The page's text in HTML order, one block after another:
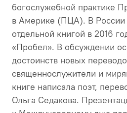
богослужебной практике
в Америке (ПЦА). В России
отдельной книгой в 2016
«Пробел». В обсуждении
достоинств новых
священнослужители и
книге написала поэт,
Ольга Седакова.